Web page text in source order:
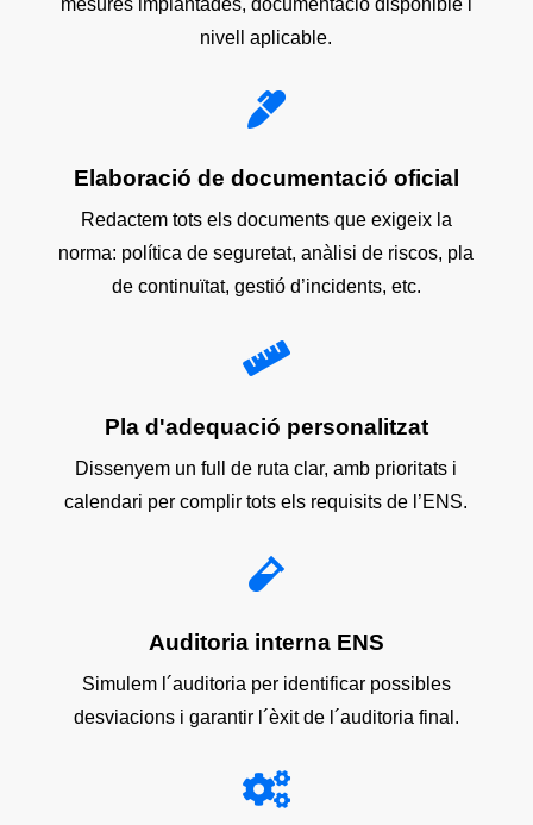
mesures implantades, documentació disponible i
nivell aplicable.

Elaboració de documentació oficial
Redactem tots els documents que exigeix ​​la
norma: política de seguretat, anàlisi de riscos, pla
de continuïtat, gestió d’incidents, etc.

Pla d'adequació personalitzat
Dissenyem un full de ruta clar, amb prioritats i
calendari per complir tots els requisits de l’ENS.

Auditoria interna ENS
Simulem l´auditoria per identificar possibles
desviacions i garantir l´èxit de l´auditoria final.
